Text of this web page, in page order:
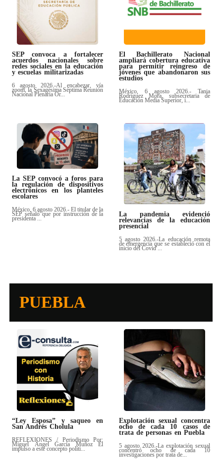
SEP convoca a fortalecer
acuerdos nacionales sobre
redes sociales en la educación
y escuelas militarizadas
6 agosto 2026.-Al encabezar, vía
zoom, la Sexagésima Séptima Reunión
Nacional Plenaria Or...
El Bachillerato Nacional
ampliará cobertura educativa
para permitir reingreso de
jóvenes que abandonaron sus
estudios
México, 6 agosto 2026.- Tania
Rodríguez Mora, subsecretaria de
Educación Media Superior, i...
La SEP convocó a foros para
la regulación de dispositivos
electrónicos en los planteles
escolares
México, 6 agosto 2026.- El titular de la
SEP señaló que por instrucción de la
presidenta ...
La pandemia evidenció
relevancias de la educación
presencial
5 agosto 2026.-La educación remota
de emergencia que se estableció con el
inicio del Covid ...
PUEBLA
“Ley Esposa” y saqueo en
San Andrés Cholula
REFLEXIONES / Periodismo Por:
Miguel Ángel García Muñoz El
impulso a este concepto políti...
Explotación sexual concentra
ocho de cada 10 casos de
trata de personas en Puebla
5 agosto 2026.-La explotación sexual
concentró ocho de cada 10
investigaciones por trata de...